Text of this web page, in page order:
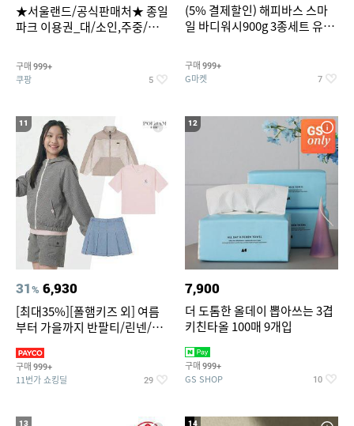
★서울랜드/공식판매처★ 종일
파크 이용권_대/소인,주중/주
구매 999+
쿠팡 5
(5% 결제할인) 해피바스 스마
일 바디워시900g 3종세트 유
구매 999+
G마켓 7
11
31% 6,930
[최대35%][폴햄키즈 외] 여름
부터 가을까지 반팔티/린넨/맨
구매 999+
11번가 쇼킹딜 29
12
7,900
더 도톰한 올데이 뽑아쓰는 3겹
키친타올 100매 9개입
구매 999+
GS SHOP 10
13 14